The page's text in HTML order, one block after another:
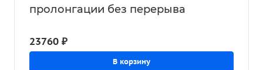
пролонгации без перерыва
23760 ₽
В корзину